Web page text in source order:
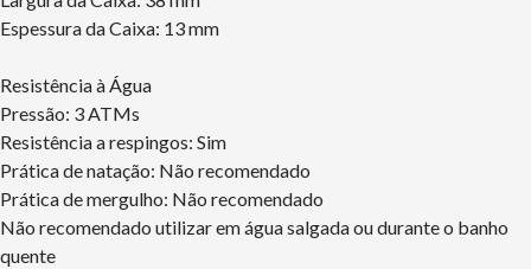
Espessura da Caixa: 13 mm
Resistência à Água
Pressão: 3 ATMs
Resistência a respingos: Sim
Prática de natação: Não recomendado
Prática de mergulho: Não recomendado
Não recomendado utilizar em água salgada ou durante o banho
quente